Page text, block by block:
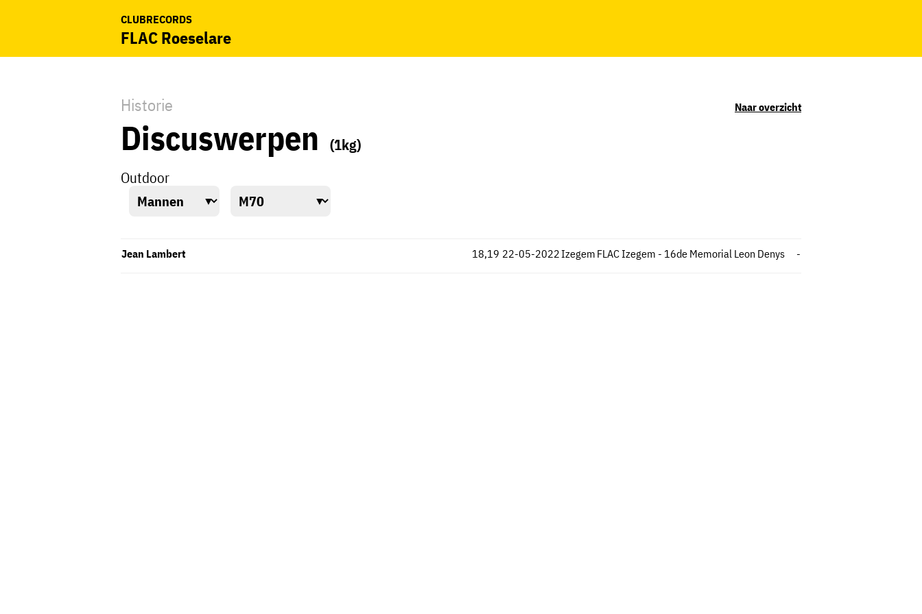
CLUBRECORDS
FLAC Roeselare
Historie Naar overzicht
Discuswerpen
(1kg)
Outdoor
Jean Lambert Izegem FLAC Izegem - 16de Memorial Leon Denys
18,19 -
22-05-2022